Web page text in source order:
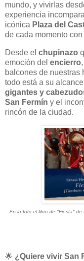
mundo, y vivirlas
experiencia
icónica Plaza del
de cada momento
Desde el chupinazo
emoción del encierro
balcones de nuestras
todo está a su
gigantes y
San Fermín y el
rincón de la ciudad.
En la foto el libro de "Fiesta" de
🌟 ¿Quiere vivir San